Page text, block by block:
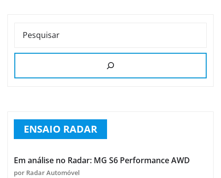
PESQUISAR
ENSAIO RADAR
Em análise no Radar: MG S6 Performance AWD
por Radar Automóvel